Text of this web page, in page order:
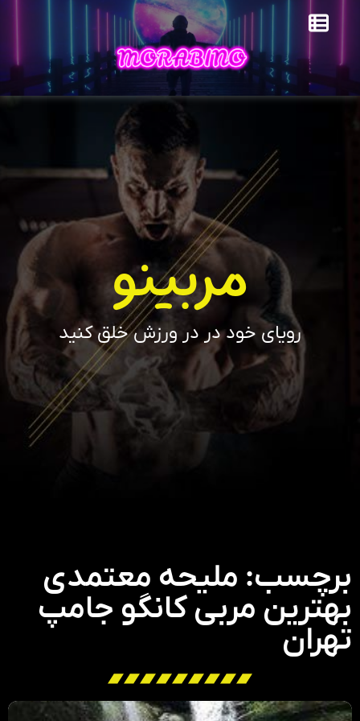
مربینو
رویای خود در در ورزش خلق کنید
برچسب: ملیحه معتمدی
بهترین مربی کانگو جامپ
تهران